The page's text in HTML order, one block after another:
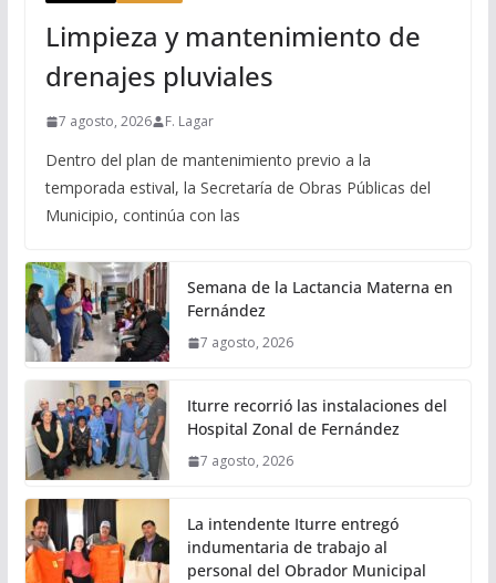
Limpieza y mantenimiento de
drenajes pluviales
7 agosto, 2026 F. Lagar
Dentro del plan de mantenimiento previo a la
temporada estival, la Secretaría de Obras Públicas del
Municipio, continúa con las
Semana de la Lactancia Materna en
Fernández
7 agosto, 2026
Iturre recorrió las instalaciones del
Hospital Zonal de Fernández
7 agosto, 2026
La intendente Iturre entregó
indumentaria de trabajo al
personal del Obrador Municipal